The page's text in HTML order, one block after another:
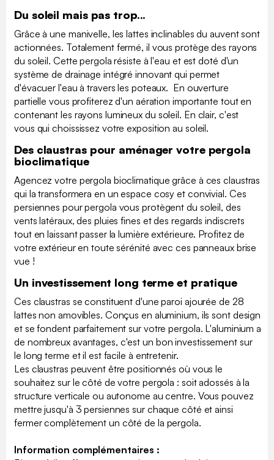
Du soleil mais pas trop...
Grâce à une manivelle, les lattes inclinables du auvent sont
actionnées. Totalement fermé, il vous protège des rayons
du soleil. Cette pergola résiste à l'eau et est doté d'un
système de drainage intégré innovant qui permet
d'évacuer l'eau à travers les poteaux. En ouverture
partielle vous profiterez d'un aération importante tout en
contenant les rayons lumineux du soleil. En clair, c'est
vous qui choississez votre exposition au soleil.
Des claustras pour aménager votre pergola
bioclimatique
Agencez votre pergola bioclimatique grâce à ces claustras
qui la transformera en un espace cosy et convivial. Ces
persiennes pour pergola vous protègent du soleil, des
vents latéraux, des pluies fines et des regards indiscrets
tout en laissant passer la lumière extérieure. Profitez de
votre extérieur en toute sérénité avec ces panneaux brise
vue !
Un investissement long terme et pratique
Ces claustras se constituent d'une paroi ajourée de 28
lattes non amovibles. Conçus en aluminium, ils sont design
et se fondent parfaitement sur votre pergola. L'aluminium a
de nombreux avantages, c'est un bon investissement sur
le long terme et il est facile à entretenir.
Les claustras peuvent être positionnés où vous le
souhaitez sur le côté de votre pergola : soit adossés à la
structure verticale ou autonome au centre. Vous pouvez
mettre jusqu'à 3 persiennes sur chaque côté et ainsi
fermer complètement un côté de la pergola.
Information complémentaires :